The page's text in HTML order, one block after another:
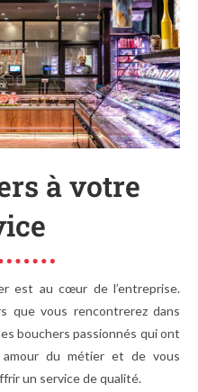
à votre
est au cœur de l’entreprise.
que vous rencontrerez dans
bouchers passionnés qui ont
du métier et de vous
un service de qualité.